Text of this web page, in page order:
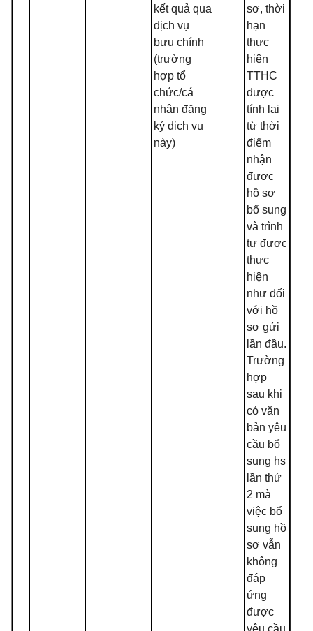
kết quả qua
dịch vụ
bưu chính
(trường
hợp tổ
chức/cá
nhân đăng
ký dịch vụ
này)
sơ, thời
hạn
thực
hiện
TTHC
được
tính lại
từ thời
điểm
nhận
được
hồ sơ
bổ sung
và trình
tự được
thực
hiện
như đối
với hồ
sơ gửi
lần đầu.
Trường
hợp
sau khi
có văn
bản yêu
cầu bổ
sung hs
lần thứ
2 mà
việc bổ
sung hồ
sơ vẫn
không
đáp
ứng
được
yêu cầu